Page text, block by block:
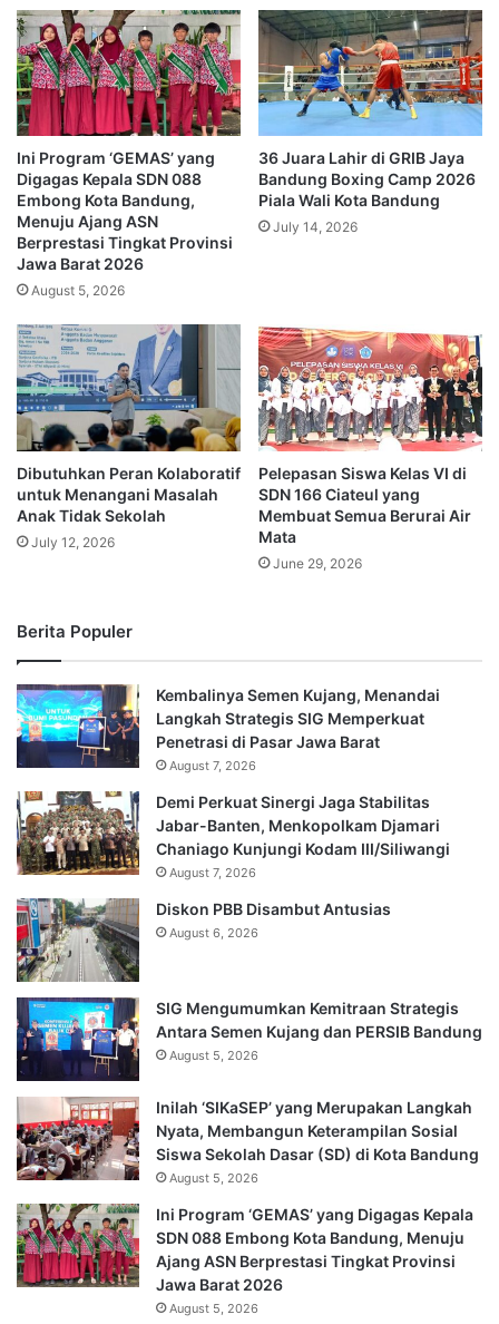
Ini Program ‘GEMAS’ yang
Digagas Kepala SDN 088
Embong Kota Bandung,
Menuju Ajang ASN
Berprestasi Tingkat Provinsi
Jawa Barat 2026
August 5, 2026
36 Juara Lahir di GRIB Jaya
Bandung Boxing Camp 2026
Piala Wali Kota Bandung
July 14, 2026
Dibutuhkan Peran Kolaboratif
untuk Menangani Masalah
Anak Tidak Sekolah
July 12, 2026
Pelepasan Siswa Kelas VI di
SDN 166 Ciateul yang
Membuat Semua Berurai Air
Mata
June 29, 2026
Berita Populer
Kembalinya Semen Kujang, Menandai
Langkah Strategis SIG Memperkuat
Penetrasi di Pasar Jawa Barat
August 7, 2026
Demi Perkuat Sinergi Jaga Stabilitas
Jabar-Banten, Menkopolkam Djamari
Chaniago Kunjungi Kodam III/Siliwangi
August 7, 2026
Diskon PBB Disambut Antusias
August 6, 2026
SIG Mengumumkan Kemitraan Strategis
Antara Semen Kujang dan PERSIB Bandung
August 5, 2026
Inilah ‘SIKaSEP’ yang Merupakan Langkah
Nyata, Membangun Keterampilan Sosial
Siswa Sekolah Dasar (SD) di Kota Bandung
August 5, 2026
Ini Program ‘GEMAS’ yang Digagas Kepala
SDN 088 Embong Kota Bandung, Menuju
Ajang ASN Berprestasi Tingkat Provinsi
Jawa Barat 2026
August 5, 2026